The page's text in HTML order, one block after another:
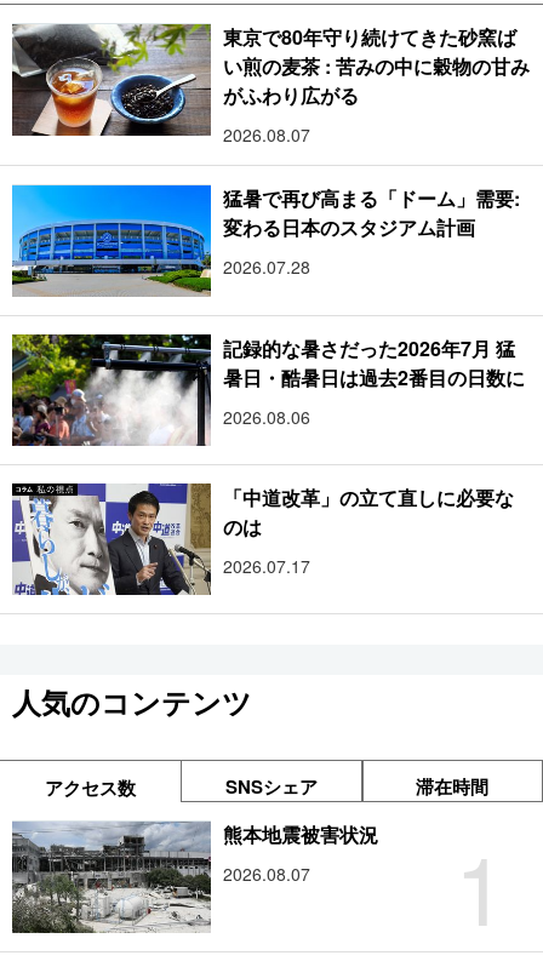
東京で80年守り続けてきた砂窯ば
い煎の麦茶 : 苦みの中に穀物の甘み
がふわり広がる
2026.08.07
猛暑で再び高まる「ドーム」需要:
変わる日本のスタジアム計画
2026.07.28
記録的な暑さだった2026年7月 猛
暑日・酷暑日は過去2番目の日数に
2026.08.06
「中道改革」の立て直しに必要な
のは
2026.07.17
人気のコンテンツ
アクセス数 SNSシェア 滞在時間
1
熊本地震被害状況
2026.08.07